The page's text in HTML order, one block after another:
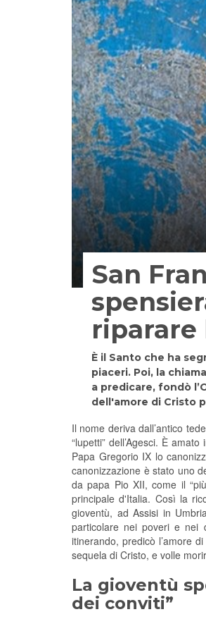
San
riparare
È il Santo che ha
piaceri. Poi, la
a predicare, fondò
dell'amore di Cristo
Il nome deriva dall’antico
“lupetti” dell’Agesci. È
Papa Gregorio IX lo
canonizzazione è stato uno
da papa Pio XII, come il
principale d'Italia. Così la
gioventù, ad Assisi in
particolare nei poveri e nei
itinerando, predicò l’amore
sequela di Cristo, e volle
La gioventù
dei conviti”